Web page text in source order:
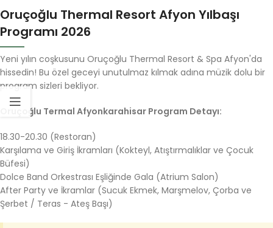
Oruçoğlu Thermal Resort Afyon Yılbaşı
Programı 2026
Yeni yılın coşkusunu Oruçoğlu Thermal Resort & Spa Afyon'da
hissedin! Bu özel geceyi unutulmaz kılmak adına müzik dolu bir
program sizleri bekliyor.
Oruçoğlu Termal Afyonkarahisar Program Detayı:
18.30-20.30 (Restoran)
Karşılama ve Giriş İkramları (Kokteyl, Atıştırmalıklar ve Çocuk
Büfesi)
Dolce Band Orkestrası Eşliğinde Gala (Atrium Salon)
After Party ve İkramlar (Sucuk Ekmek, Marşmelov, Çorba ve
Şerbet / Teras - Ateş Başı)